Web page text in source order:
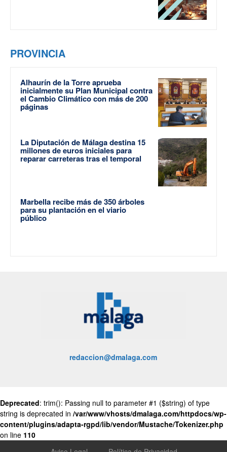
PROVINCIA
Alhaurín de la Torre aprueba
inicialmente su Plan Municipal contra
el Cambio Climático con más de 200
páginas
La Diputación de Málaga destina 15
millones de euros iniciales para
reparar carreteras tras el temporal
Marbella recibe más de 350 árboles
para su plantación en el viario
público
redaccion@dmalaga.com
Deprecated: trim(): Passing null to parameter #1 ($string) of type
string is deprecated in /var/www/vhosts/dmalaga.com/httpdocs/wp-
content/plugins/adapta-rgpd/lib/vendor/Mustache/Tokenizer.php
on line 110